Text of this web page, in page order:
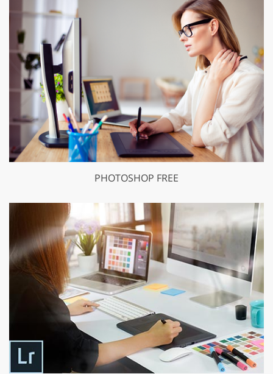
PHOTOSHOP FREE